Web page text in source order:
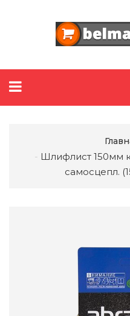
Шлифлист 150мм
самосцепл.